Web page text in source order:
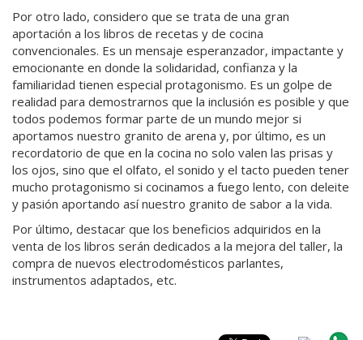
Por otro lado, considero que se trata de una gran
aportación a los libros de recetas y de cocina
convencionales. Es un mensaje esperanzador, impactante y
emocionante en donde la solidaridad, confianza y la
familiaridad tienen especial protagonismo. Es un golpe de
realidad para demostrarnos que la inclusión es posible y que
todos podemos formar parte de un mundo mejor si
aportamos nuestro granito de arena y, por último, es un
recordatorio de que en la cocina no solo valen las prisas y
los ojos, sino que el olfato, el sonido y el tacto pueden tener
mucho protagonismo si cocinamos a fuego lento, con deleite
y pasión aportando así nuestro granito de sabor a la vida.
Por último, destacar que los beneficios adquiridos en la
venta de los libros serán dedicados a la mejora del taller, la
compra de nuevos electrodomésticos parlantes,
instrumentos adaptados, etc.